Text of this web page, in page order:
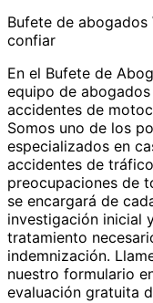
Bufete de abogados
confiar
En el Bufete de
equipo de
accidentes de
Somos uno de los
especializados en
accidentes de
preocupaciones de
se encargará de
investigación inicial
tratamiento
indemnización.
nuestro formulario
evaluación gratuita